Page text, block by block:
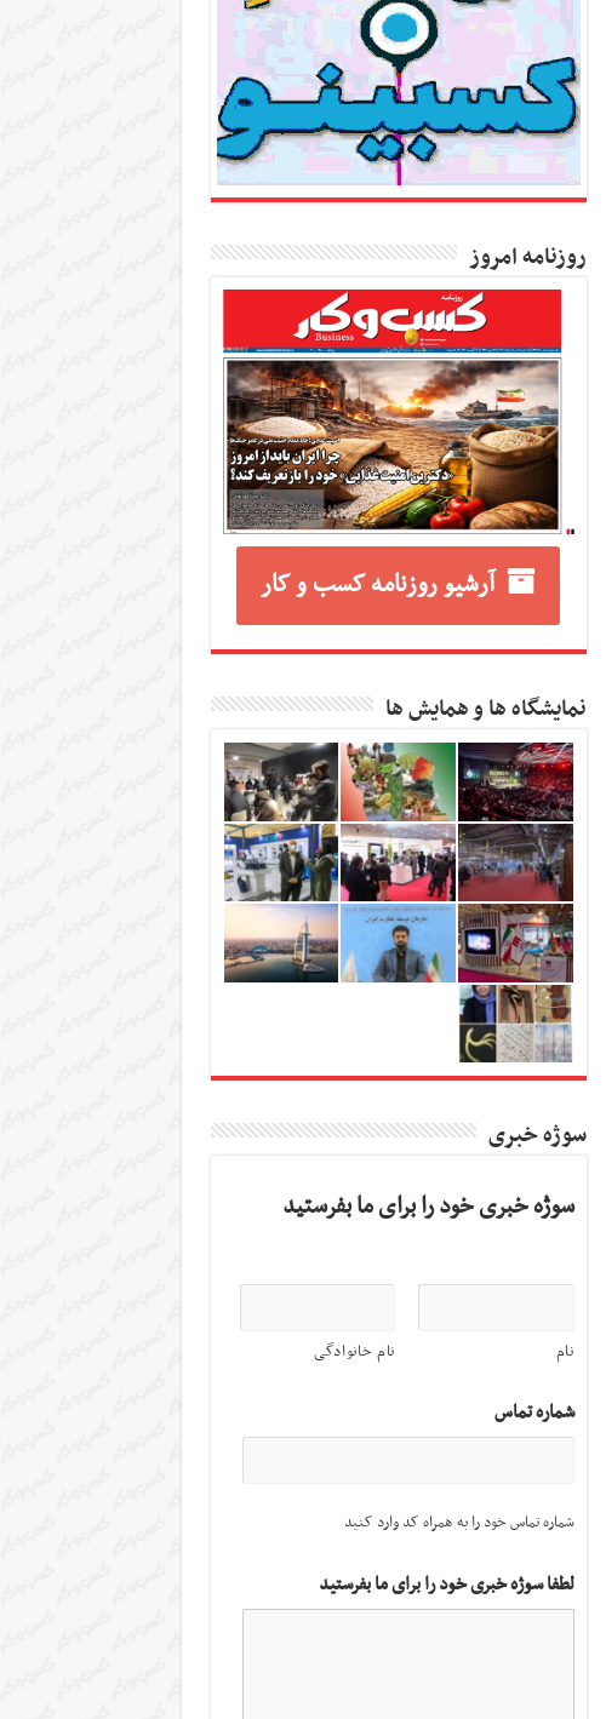
روزنامه امروز
آرشیو روزنامه کسب و کار
نمایشگاه ها و همایش ها
سوژه خبری
سوژه خبری خود را برای ما بفرستید
نام نام خانوادگی
شماره تماس
شماره تماس خود را به همراه کد وارد کنید
لطفا سوژه خبری خود را برای ما بفرستید